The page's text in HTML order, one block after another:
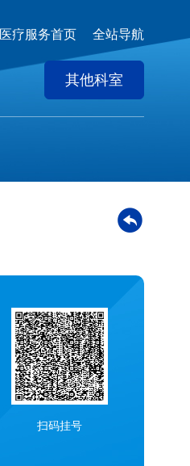
医疗服务首页 全站导航
其他科室
扫码挂号